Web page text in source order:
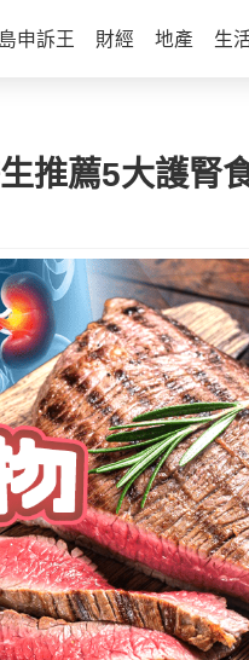
申訴王 財經 地產 生
推薦5大護腎